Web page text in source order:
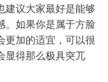
建议大家最好是能够
。如果你是属于方脸
更加的适宜，可以很
显得那么极具突兀